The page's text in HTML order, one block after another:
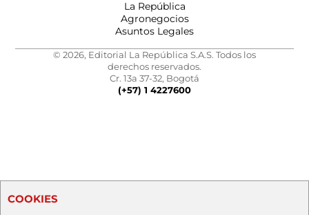
La República
Agronegocios
Asuntos Legales
© 2026, Editorial La República S.A.S. Todos los
derechos reservados.
Cr. 13a 37-32, Bogotá
(+57) 1 4227600
COOKIES